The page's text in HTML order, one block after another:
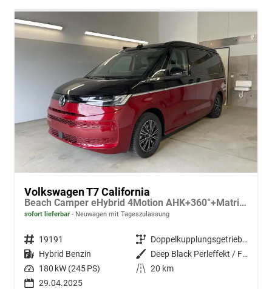
Volkswagen T7 California
Beach Camper eHybrid 4Motion AHK+360°+Matrix+Navi+Alu17+GJR+Sitzheiz+Keyless
sofort lieferbar Neuwagen mit Tageszulassung
Fahrzeugnr. 19191 Getriebe
Doppelkupplungsgetriebe (DSG)
Kraftstoff Hybrid Benzin Außenfarbe
Deep Black Perleffekt / Fortana Rot Metallic (nur in Verb. mit abgedunkelte Scheiben, wenn nicht Serie)
Leistung 180 kW (245 PS) Kilometerstand 20 km
29.04.2025